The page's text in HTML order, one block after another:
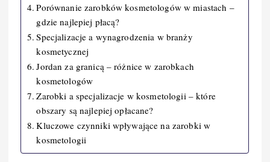
Porównanie zarobków kosmetologów w miastach –
gdzie najlepiej płacą?
Specjalizacje a wynagrodzenia w branży
kosmetycznej
Jordan za granicą – różnice w zarobkach
kosmetologów
Zarobki a specjalizacje w kosmetologii – które
obszary są najlepiej opłacane?
Kluczowe czynniki wpływające na zarobki w
kosmetologii